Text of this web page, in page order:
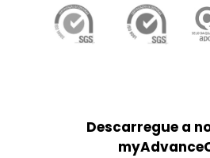
Do you own this website?
Descarregue a